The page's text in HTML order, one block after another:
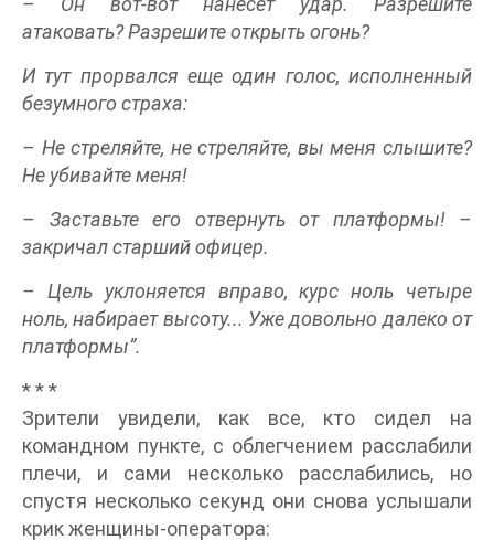
атаковать? Разрешите открыть огонь?
И тут прорвался еще один голос, исполненный
безумного страха:
– Не стреляйте, не стреляйте, вы меня слышите?
Не убивайте меня!
– Заставьте его отвернуть от платформы! –
закричал старший офицер.
– Цель уклоняется вправо, курс ноль четыре
ноль, набирает высоту... Уже довольно далеко от
платформы”.
* * *
Зрители увидели, как все, кто сидел на
командном пункте, с облегчением расслабили
плечи, и сами несколько расслабились, но
спустя несколько секунд они снова услышали
крик женщины-оператора: